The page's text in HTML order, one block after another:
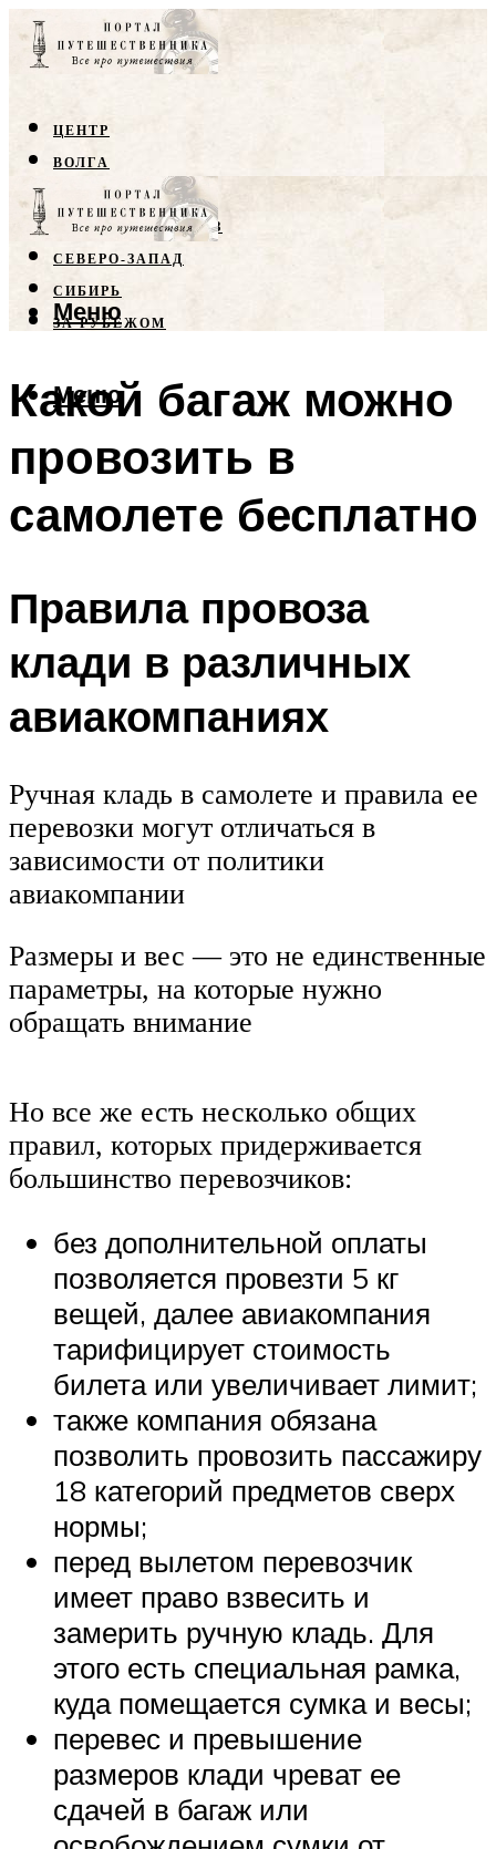
ЦЕНТР
ВОЛГА
КРЫМ
СЕВЕРНЫЙ КАВКАЗ
СЕВЕРО-ЗАПАД
СИБИРЬ
ЗА РУБЕЖОМ
Меню
Меню
Какой багаж можно
провозить в
самолете бесплатно
Правила провоза
клади в различных
авиакомпаниях
Ручная кладь в самолете и правила ее
перевозки могут отличаться в
зависимости от политики
авиакомпании
Размеры и вес — это не единственные
параметры, на которые нужно
обращать внимание
Но все же есть несколько общих
правил, которых придерживается
большинство перевозчиков:
без дополнительной оплаты
позволяется провезти 5 кг
вещей, далее авиакомпания
тарифицирует стоимость
билета или увеличивает лимит;
также компания обязана
позволить провозить пассажиру
18 категорий предметов сверх
нормы;
перед вылетом перевозчик
имеет право взвесить и
замерить ручную кладь. Для
этого есть специальная рамка,
куда помещается сумка и весы;
перевес и превышение
размеров клади чреват ее
сдачей в багаж или